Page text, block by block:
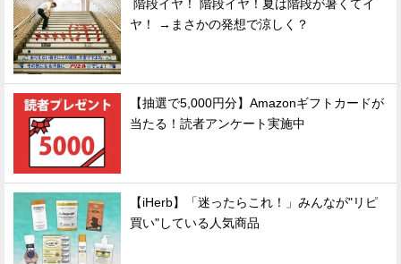
階段イヤ！ 階段イヤ！夏は階段が暑くてイ
ヤ！ →まさかの発想で涼しく？
【抽選で5,000円分】Amazonギフトカードが
当たる！読者アンケート実施中
【iHerb】「迷ったらこれ！」みんなが"リピ
買い"している人気商品